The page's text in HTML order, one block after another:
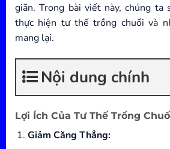
giãn. Trong bài viết này, chúng ta
thực hiện tư thế trồng chuối và
mang lại.
Nội dung chính
Lợi Ích Của Tư Thế Trồng
Giảm Căng Thẳng: